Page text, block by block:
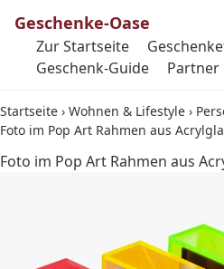
Geschenke-Oase
Zur Startseite
Geschenk-Guide
Partner
Startseite › Wohnen & Lifestyle ›
Foto im Pop Art Rahmen aus
Foto im Pop Art Rahmen aus